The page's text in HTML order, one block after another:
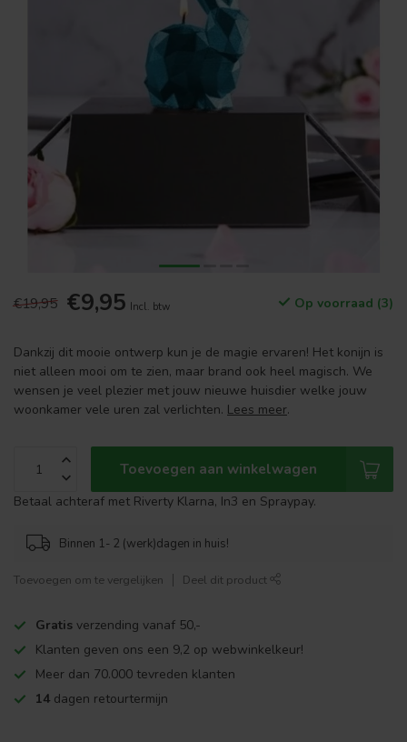
€19,95 €9,95 Incl. btw Op voorraad (3)
Dankzij dit mooie ontwerp kun je de magie ervaren! Het konijn is
niet alleen mooi om te zien, maar brand ook heel magisch. We
wensen je veel plezier met jouw nieuwe huisdier welke jouw
woonkamer vele uren zal verlichten. Lees meer.
Toevoegen aan winkelwagen
Betaal achteraf met Riverty Klarna, In3 en Spraypay.
Binnen 1- 2 (werk)dagen in huis!
Toevoegen om te vergelijken Deel dit product
Gratis verzending vanaf 50,-
Klanten geven ons een 9,2 op webwinkelkeur!
Meer dan 70.000 tevreden klanten
14 dagen retourtermijn